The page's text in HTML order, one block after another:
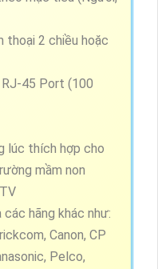
lên đến 8Mp
4 kênh SMD Plus
(chỉ hỗ trợ camera
mặt / giây
lạ mặt (không có
mục tiêu (Người,
thoại 2 chiều hoặc
45 Port (100